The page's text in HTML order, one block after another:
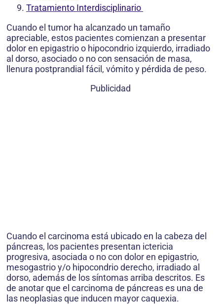
Tratamiento Interdisciplinario
Cuando el tumor ha alcanzado un tamaño
apreciable, estos pacientes comienzan a presentar
dolor en epigastrio o hipocondrio izquierdo, irradiado
al dorso, asociado o no con sensación de masa,
llenura postprandial fácil, vómito y pérdida de peso.
Publicidad
Cuando el carcinoma está ubicado en la cabeza del
páncreas, los pacientes presentan ictericia
progresiva, asociada o no con dolor en epigastrio,
mesogastrio y/o hipocondrio derecho, irradiado al
dorso, además de los síntomas arriba descritos. Es
de anotar que el carcinoma de páncreas es una de
las neoplasias que inducen mayor caquexia.